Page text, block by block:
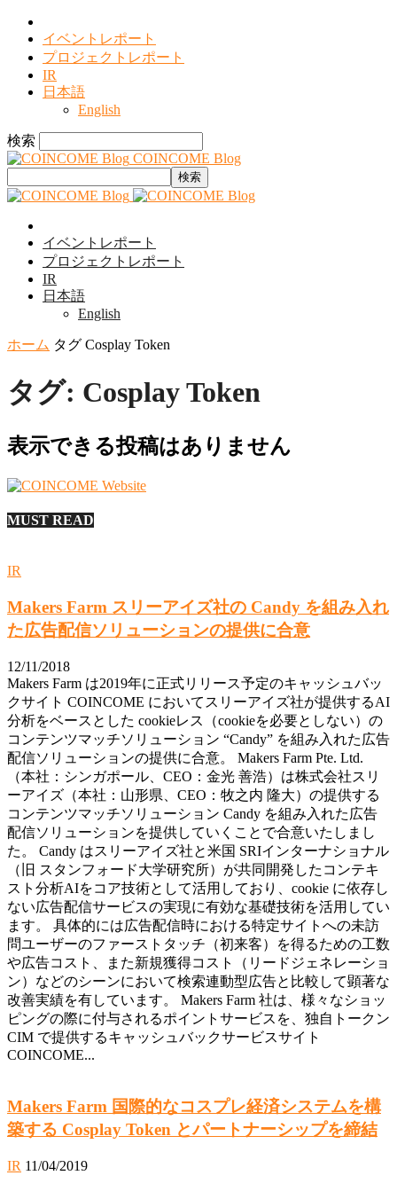
イベントレポート
プロジェクトレポート
IR
日本語
English
検索
COINCOME Blog
イベントレポート
プロジェクトレポート
IR
日本語
English
ホーム タグ Cosplay Token
タグ: Cosplay Token
表示できる投稿はありません
MUST READ
IR
Makers Farm スリーアイズ社の Candy を組み入れ
た広告配信ソリューションの提供に合意
12/11/2018
Makers Farm は2019年に正式リリース予定のキャッシュバッ
クサイト COINCOME においてスリーアイズ社が提供するAI
分析をベースとした cookieレス（cookieを必要としない）の
コンテンツマッチソリューション “Candy” を組み入れた広告
配信ソリューションの提供に合意。 Makers Farm Pte. Ltd.
（本社：シンガポール、CEO：金光 善浩）は株式会社スリ
ーアイズ（本社：山形県、CEO：牧之内 隆大）の提供する
コンテンツマッチソリューション Candy を組み入れた広告
配信ソリューションを提供していくことで合意いたしまし
た。 Candy はスリーアイズ社と米国 SRIインターナショナル
（旧 スタンフォード大学研究所）が共同開発したコンテキ
スト分析AIをコア技術として活用しており、cookie に依存し
ない広告配信サービスの実現に有効な基礎技術を活用してい
ます。 具体的には広告配信時における特定サイトへの未訪
問ユーザーのファーストタッチ（初来客）を得るための工数
や広告コスト、また新規獲得コスト（リードジェネレーショ
ン）などのシーンにおいて検索連動型広告と比較して顕著な
改善実績を有しています。 Makers Farm 社は、様々なショッ
ピングの際に付与されるポイントサービスを、独自トークン
CIM で提供するキャッシュバックサービスサイト
COINCOME...
Makers Farm 国際的なコスプレ経済システムを構
築する Cosplay Token とパートナーシップを締結
IR 11/04/2019